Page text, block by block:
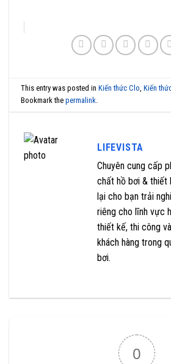
This entry was posted inKiến thức Clo,Kiến
Bookmark thepermalink.
LIFEVISTA
Chuyên cung cấp
chất hồ bơi & thiết
lại cho bạn trải
riêng cho lĩnh vực
thiết kế, thi công
khách hàng trong
bơi.
0